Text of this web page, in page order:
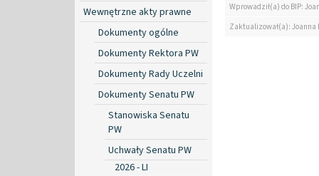
Wewnętrzne akty prawne
Dokumenty ogólne
Dokumenty Rektora PW
Dokumenty Rady Uczelni
Dokumenty Senatu PW
Stanowiska Senatu
PW
Uchwały Senatu PW
2026 - LI
Wprowadził(a) do BIP:
Zaktualizował(a):